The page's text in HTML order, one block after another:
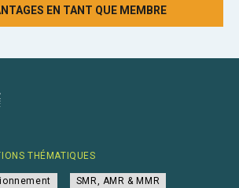
EN TANT QUE MEMBRE
THÉMATIQUES
SMR, AMR & MMR